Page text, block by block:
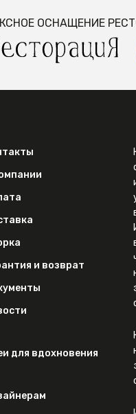
ОСНАЩЕНИЕ
и возврат
для вдохновения